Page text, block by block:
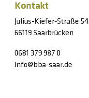
Kontakt
Julius-Kiefer-Straße 54
66119 Saarbrücken
0681 379 987 0
info@bba-saar.de